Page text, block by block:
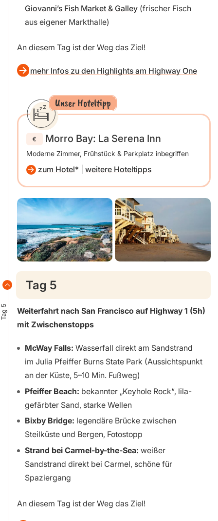
Giovanni’s Fish Market & Galley(frischer Fisch
aus eigener Markthalle)
An diesem Tag ist der Weg das Ziel!
mehr Infos zu den Highlights am Highway One
Unser Hoteltipp
Morro Bay: La Serena Inn
Moderne Zimmer, Frühstück & Parkplatz inbegriffen
zum Hotel weitere Hoteltipps
Tag 5
Tag 5
Weiterfahrt nach San Francisco auf Highway 1 (5h)
mit Zwischenstopps
McWay Falls: Wasserfall direkt am Sandstrand
im Julia Pfeiffer Burns State Park (Aussichtspunkt
an der Küste, 5–10 Min. Fußweg)
Pfeiffer Beach: bekannter „Keyhole Rock“, lila-
gefärbter Sand, starke Wellen
Bixby Bridge: legendäre Brücke zwischen
Steilküste und Bergen, Fotostopp
Strand bei Carmel-by-the-Sea: weißer
Sandstrand direkt bei Carmel, schöne für
Spaziergang
An diesem Tag ist der Weg das Ziel!